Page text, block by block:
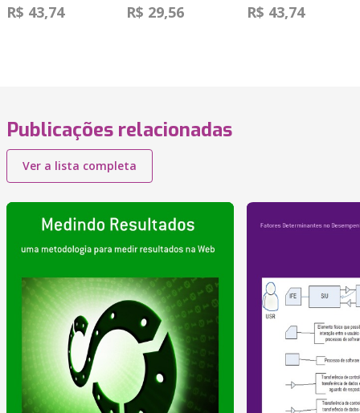
R$ 43,74 R$ 29,56 R$ 43,74
Publicações relacionadas
Ver a lista completa